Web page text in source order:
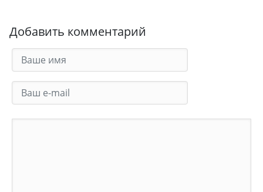
Добавить комментарий